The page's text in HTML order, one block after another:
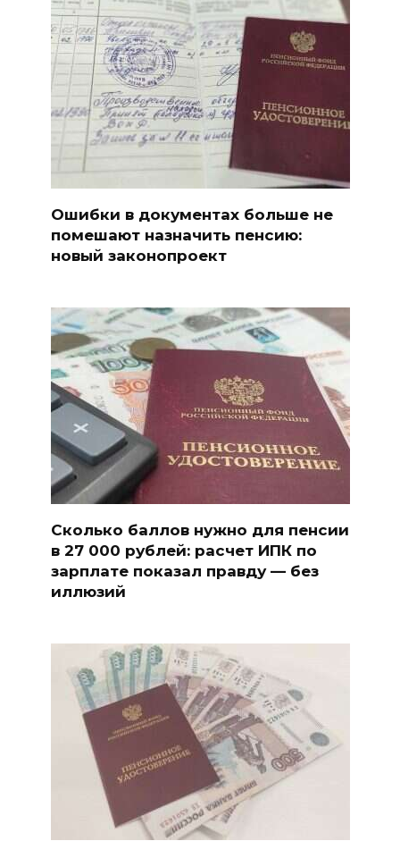
Ошибки в документах больше не
помешают назначить пенсию:
новый законопроект
Сколько баллов нужно для пенсии
в 27 000 рублей: расчет ИПК по
зарплате показал правду — без
иллюзий